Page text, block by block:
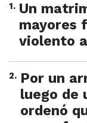
1. Un
mayores
violento
2. Por un
luego de
ordenó